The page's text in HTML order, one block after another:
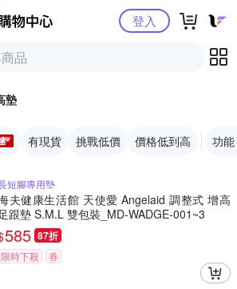
Yahoo購物中心登入
墊
有現貨 挑戰低價 價格低到高 功能
短腳專用墊
夫健康生活館 天使愛 Angelaid 調整式 增高
跟墊 S.M.L 雙包裝_MD-WADGE-001~3
585 87折
限時下殺 券